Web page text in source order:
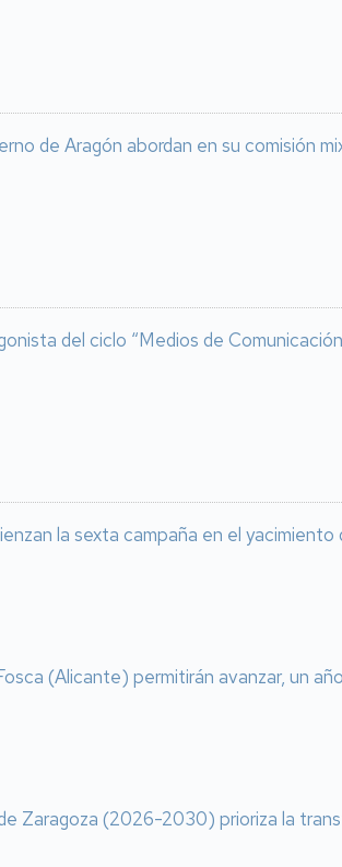
de Aragón abordan en su comisión
del ciclo “Medios de
la sexta campaña en el yacimiento
(Alicante) permitirán avanzar, un
Zaragoza (2026-2030) prioriza la